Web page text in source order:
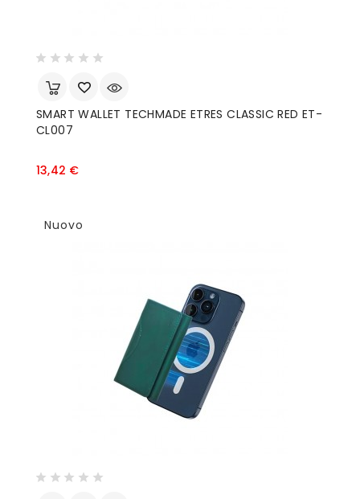
SMART WALLET TECHMADE ETRES CLASSIC RED ET-
CL007
13,42 €Prezzo
Nuovo